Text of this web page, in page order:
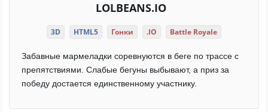
LOLBEANS.IO
3D HTML5 Гонки .IO Battle Royale
Забавные мармеладки соревнуются в беге по трассе с
препятствиями. Слабые бегуны выбывают, а приз за
победу достается единственному участнику.